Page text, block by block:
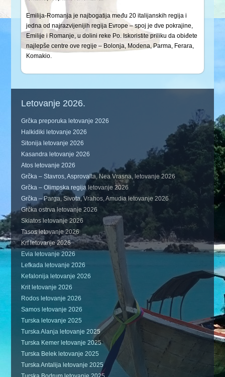
Emilija-Romanja je najbogatija među 20 italijanskih regija i
jedna od najrazvijenijih regija Evrope – spoj je dve pokrajine,
Emilije i Romanje, u dolini reke Po. Iskoristite priliku da obiđete
najlepše centre ove regije – Bolonja, Modena, Parma, Ferara,
Komakio.
Letovanje 2026.
Grčka preporuka letovanje 2026
Halkidiki letovanje 2026
Sitonija letovanje 2026
Kasandra letovanje 2026
Atos letovanje 2026
Grčka – Stavros, Asprovalta, Nea Vrasna, letovanje 2026
Grčka – Olimpska regija letovanje 2026
Grčka – Parga, Sivota, Vrahos, Amudia letovanje 2026
Grčka ostrva letovanje 2026
Skiatos letovanje 2026
Tasos letovanje 2026
Krf letovanje 2026
Evia letovanje 2026
Lefkada letovanje 2026
Kefalonija letovanje 2026
Krit letovanje 2026
Rodos letovanje 2026
Samos letovanje 2026
Turska letovanje 2025
Turska Alanja letovanje 2025
Turska Kemer letovanje 2025
Turska Belek letovanje 2025
Turska Antalija letovanje 2025